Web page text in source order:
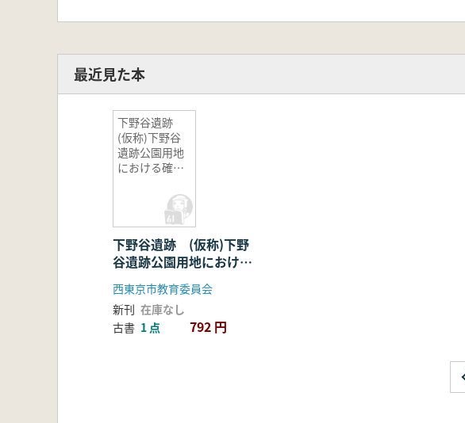
最近見た本
下野谷遺跡
(仮称)下野谷
遺跡公園用地
における確認
跡第14次調査)
下野谷遺跡 (仮称)下野
谷遺跡公園用地における
確認調査(下野谷遺跡第
14次調査)報告書
西東京市教育委員会
新刊 在庫なし
古書 1 点 792 円